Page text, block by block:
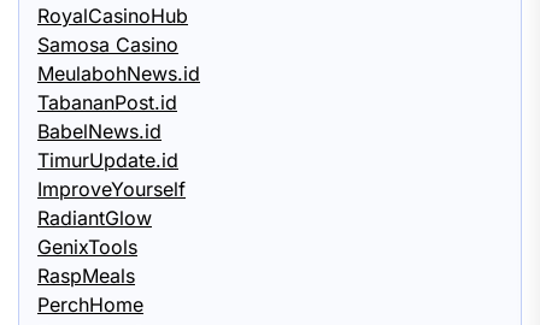
RoyalCasinoHub
Samosa Casino
MeulabohNews.id
TabananPost.id
BabelNews.id
TimurUpdate.id
ImproveYourself
RadiantGlow
GenixTools
RaspMeals
PerchHome